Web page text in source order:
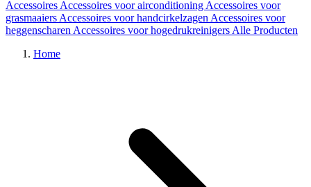
Accessoires Accessoires voor airconditioning Accessoires voor
grasmaaiers Accessoires voor handcirkelzagen Accessoires voor
heggenscharen Accessoires voor hogedrukreinigers Alle Producten
Home